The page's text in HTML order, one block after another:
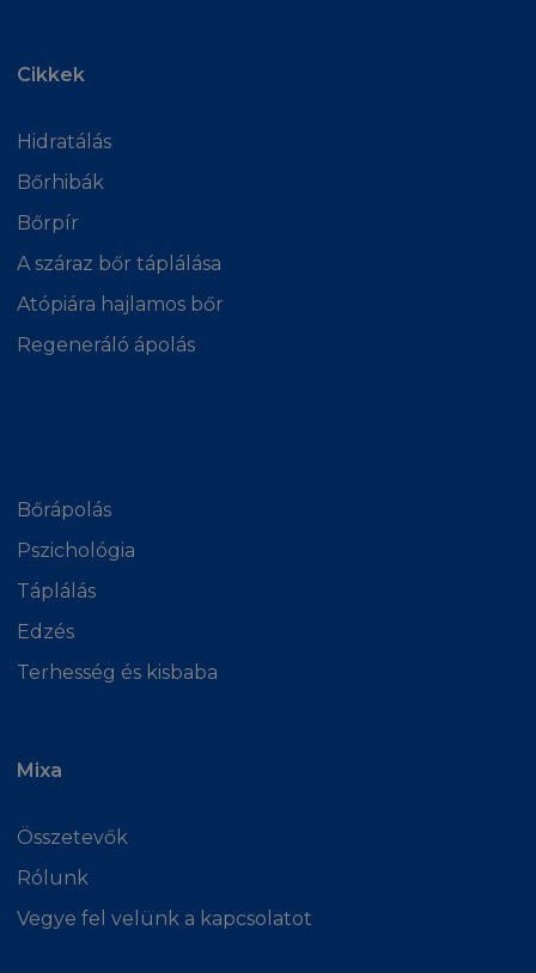
Cikkek
Hidratálás
Bőrhibák
Bőrpír
A száraz bőr táplálása
Atópiára hajlamos bőr
Regeneráló ápolás
Bőrápolás
Pszichológia
Táplálás
Edzés
Terhesség és kisbaba
Mixa
Összetevők
Rólunk
Vegye fel velünk a kapcsolatot